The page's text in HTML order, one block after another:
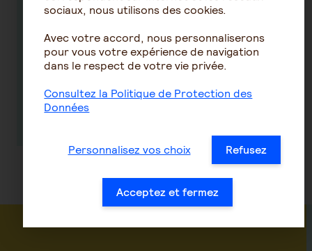
propriétaires de
chiens en
situation précaire
et des salariés en
insertion vers une
sociale et
professionnelle
réussie.
sociaux, nous utilisons des cookies.
Avec votre accord, nous personnaliserons
pour vous votre expérience de navigation
dans le respect de votre vie privée.
Consultez la Politique de Protection des
Données
Personnalisez vos choix Refusez
Acceptez et fermez